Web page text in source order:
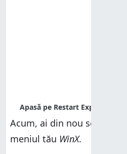
Acum, ai din nou scurtătura
meniul tău WinX.